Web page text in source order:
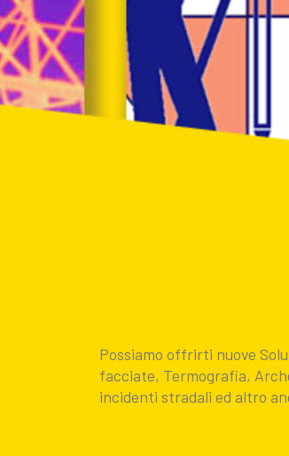
Possiamo offrirti nuove
facciate, Termografia,
incidenti stradali ed altro